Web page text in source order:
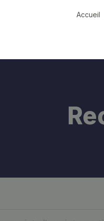
Accueil